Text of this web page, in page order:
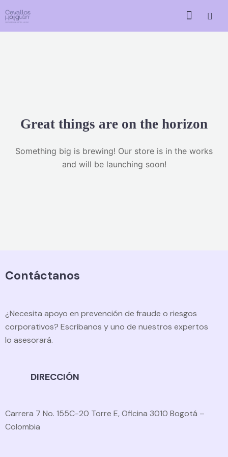
Great things are on the horizon
Something big is brewing! Our store is in the works
and will be launching soon!
Contáctanos
¿Necesita apoyo en prevención de fraude o riesgos
corporativos? Escribanos y uno de nuestros expertos
lo asesorará.
DIRECCIÓN
Carrera 7 No. 155C-20 Torre E, Oficina 3010 Bogotá –
Colombia